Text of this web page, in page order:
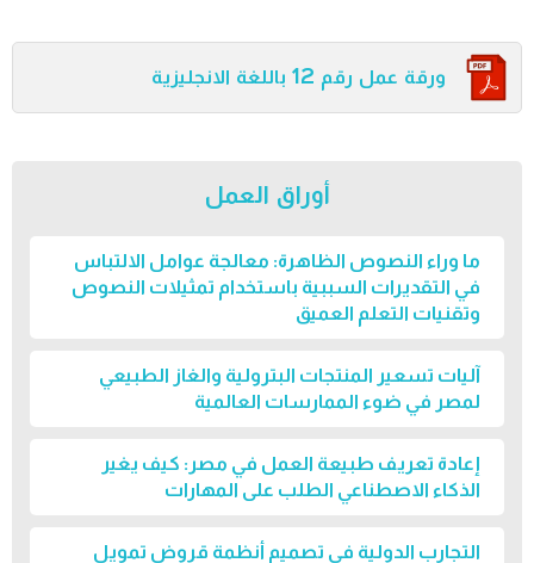
ورقة عمل رقم 12 باللغة الانجليزية
أوراق العمل
ما وراء النصوص الظاهرة: معالجة عوامل الالتباس
في التقديرات السببية باستخدام تمثيلات النصوص
وتقنيات التعلم العميق
آليات تسعير المنتجات البترولية والغاز الطبيعي
لمصر في ضوء الممارسات العالمية
إعادة تعريف طبيعة العمل في مصر: كيف يغير
الذكاء الاصطناعي الطلب على المهارات
التجارب الدولية في تصميم أنظمة قروض تمويل